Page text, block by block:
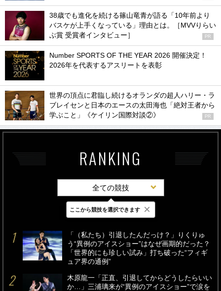
38歳でも進化を続ける篠山竜青が語る「10年前より
バスケが上手くなっている」理由とは。［MVVりらい
ぶ賞 受賞者インタビュー］
PR
Number SPORTS OF THE YEAR 2026 開催決定！
2026年を代表するアスリートを表彰
世界の頂点に君臨し続けるオランダの超人ハリー・ラ
ブレイセンと日本のエースの太田海也「絶対王者から
学ぶこと」《ケイリン国際対談②》
PR
RANKING
全ての競技
最新 24時間 週間
「（私たち）引退したんだっけ？」りくりゅ
う“異例のアイスショー”はなぜ画期的だった？
「世界的にも珍しい試み」打ち破った“フィギ
ュア界の通例”
木原龍一「正直、引退してからどうしたらいい
か…」三浦璃来が“異例のアイスショー”で涙を
ここから競技を選択できます ×